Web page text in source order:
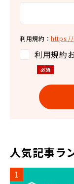
利用規約：
利用規約
人気記事ラ